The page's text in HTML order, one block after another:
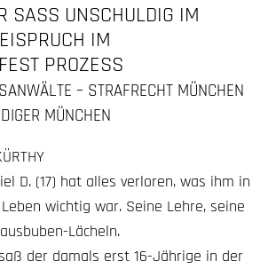
SASS UNSCHULDIG IM K
IM F
PROZESS
– STRAFRECHT MÜNCHEN
MÜNCHEN
D. (17) hat alles verloren, was ihm in
wichtig war. Seine Lehre, seine
Lächeln.
der damals erst 16-Jährige in der